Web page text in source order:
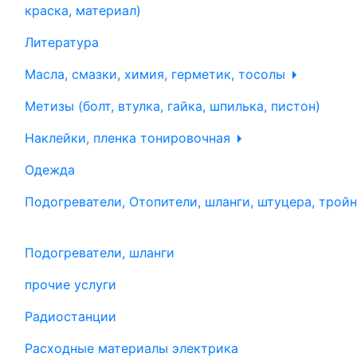
краска, материал)
Литература
Масла, смазки, химия, герметик, тосолы
Метизы (болт, втулка, гайка, шпилька, пистон)
Наклейки, пленка тонировочная
Одежда
Подогреватели, Отопители, шланги, штуцера,
Подогреватели, шланги
прочие услуги
Радиостанции
Расходные материалы электрика